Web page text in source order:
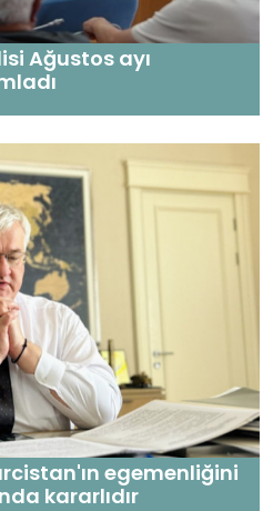
Ağustos ayı
egemenliğini
kararlıdır